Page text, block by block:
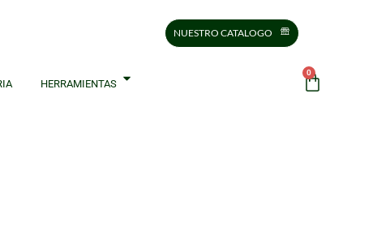
NUESTRO CATALOGO
HERRAMIENTAS
0